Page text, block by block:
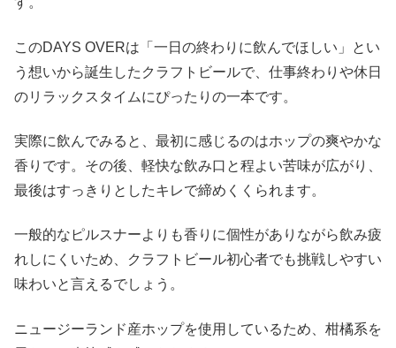
このDAYS OVERは「一日の終わりに飲んでほしい」とい
う想いから誕生したクラフトビールで、仕事終わりや休日
のリラックスタイムにぴったりの一本です。
実際に飲んでみると、最初に感じるのはホップの爽やかな
香りです。その後、軽快な飲み口と程よい苦味が広がり、
最後はすっきりとしたキレで締めくくられます。
一般的なピルスナーよりも香りに個性がありながら飲み疲
れしにくいため、クラフトビール初心者でも挑戦しやすい
味わいと言えるでしょう。
ニュージーランド産ホップを使用しているため、柑橘系を